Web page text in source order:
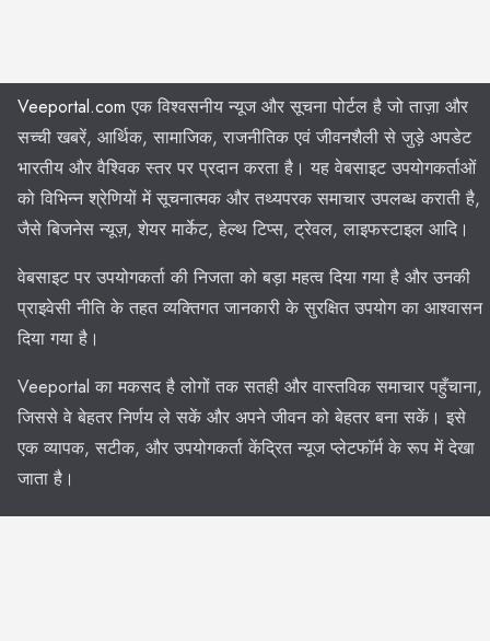
Veeportal.com एक विश्वसनीय न्यूज और सूचना पोर्टल है जो ताज़ा और
सच्ची खबरें, आर्थिक, सामाजिक, राजनीतिक एवं जीवनशैली से जुड़े अपडेट
भारतीय और वैश्विक स्तर पर प्रदान करता है। यह वेबसाइट उपयोगकर्ताओं
को विभिन्न श्रेणियों में सूचनात्मक और तथ्यपरक समाचार उपलब्ध कराती है,
जैसे बिजनेस न्यूज़, शेयर मार्केट, हेल्थ टिप्स, ट्रेवल, लाइफस्टाइल आदि।
वेबसाइट पर उपयोगकर्ता की निजता को बड़ा महत्व दिया गया है और उनकी
प्राइवेसी नीति के तहत व्यक्तिगत जानकारी के सुरक्षित उपयोग का आश्वासन
दिया गया है।
Veeportal का मकसद है लोगों तक सतही और वास्तविक समाचार पहुँचाना,
जिससे वे बेहतर निर्णय ले सकें और अपने जीवन को बेहतर बना सकें। इसे
एक व्यापक, सटीक, और उपयोगकर्ता केंद्रित न्यूज प्लेटफॉर्म के रूप में देखा
जाता है।